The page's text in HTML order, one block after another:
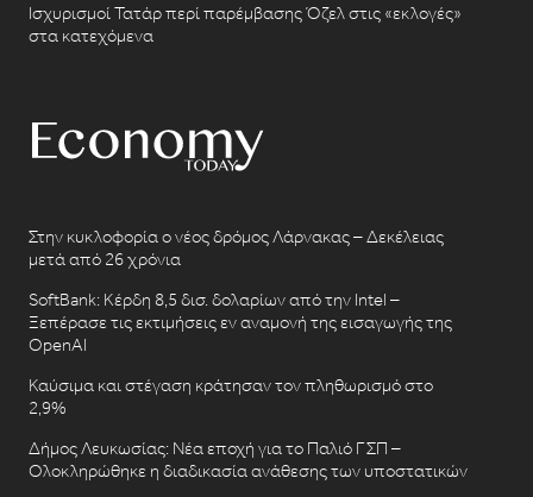
Ισχυρισμοί Τατάρ περί παρέμβασης Όζελ στις «εκλογές»
στα κατεχόμενα
Στην κυκλοφορία ο νέος δρόμος Λάρνακας – Δεκέλειας
μετά από 26 χρόνια
SoftBank: Κέρδη 8,5 δισ. δολαρίων από την Intel –
Ξεπέρασε τις εκτιμήσεις εν αναμονή της εισαγωγής της
OpenAI
Καύσιμα και στέγαση κράτησαν τον πληθωρισμό στο
2,9%
Δήμος Λευκωσίας: Νέα εποχή για το Παλιό ΓΣΠ –
Ολοκληρώθηκε η διαδικασία ανάθεσης των υποστατικών